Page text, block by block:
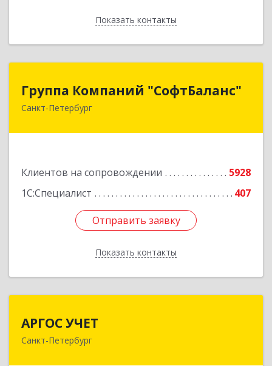
Показать контакты
Назад
Группа Компаний "СофтБаланс"
Санкт-Петербург
Клиентов на сопровождении
5928
1С:Специалист
407
Отправить заявку
Показать контакты
Группа Компаний "СофтБаланс"
195112, Санкт-Петербург г, Заневский пр-кт,
Отправить заявку
Назад
АРГОС УЧЕТ
Санкт-Петербург
196191, Санкт-Петербург г, Конституции пл,